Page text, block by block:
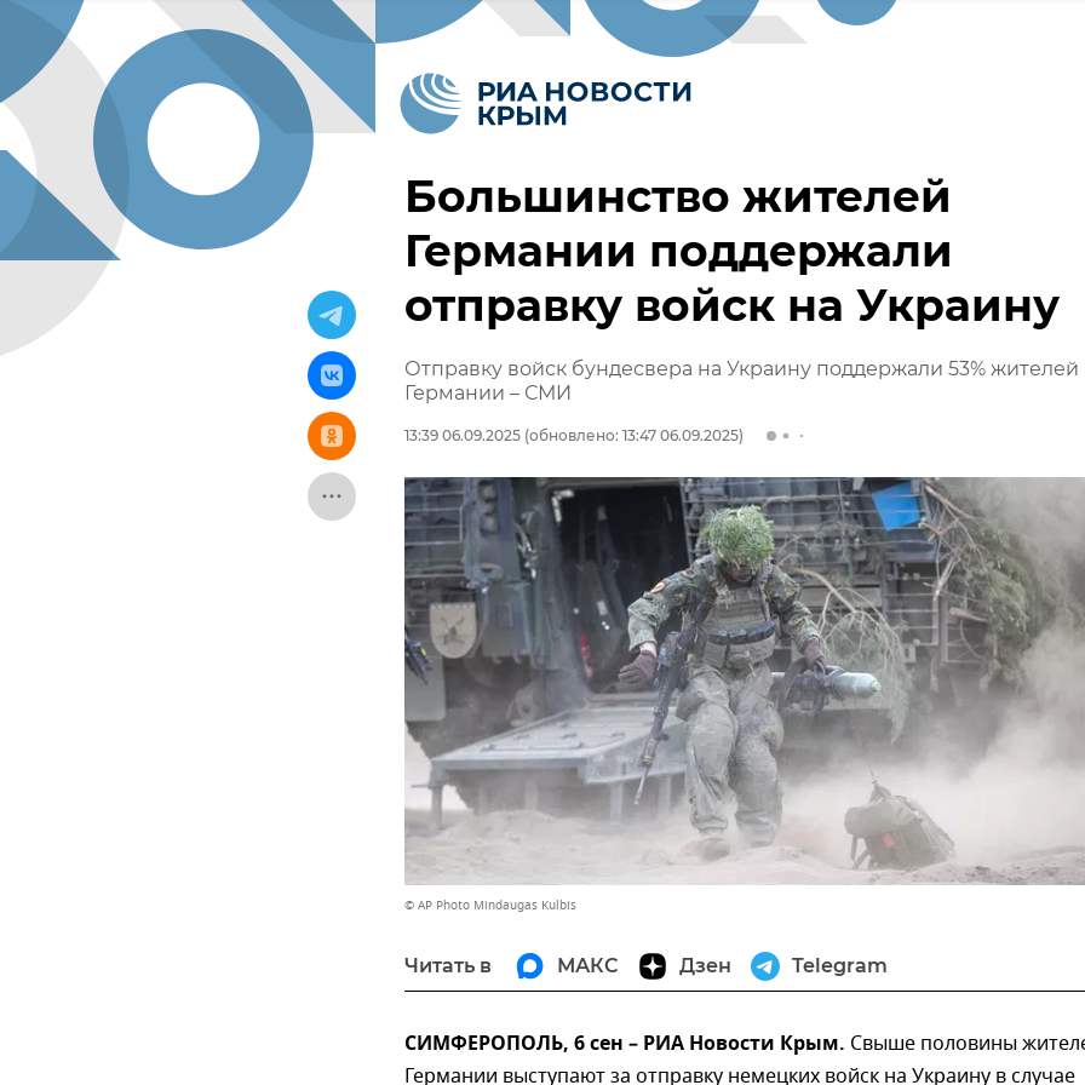
Большинство жителей
Германии поддержали
отправку войск на Украину
Отправку войск бундесвера на Украину поддержали 53% жителей
Германии – СМИ
13:39 06.09.2025 (обновлено: 13:47 06.09.2025)
© AP Photo Mindaugas Kulbis
Читать в МАКС Дзен Telegram
СИМФЕРОПОЛЬ, 6 сен – РИА Новости Крым. Свыше половины
Германии выступают за отправку немецких войск на Украину в случае